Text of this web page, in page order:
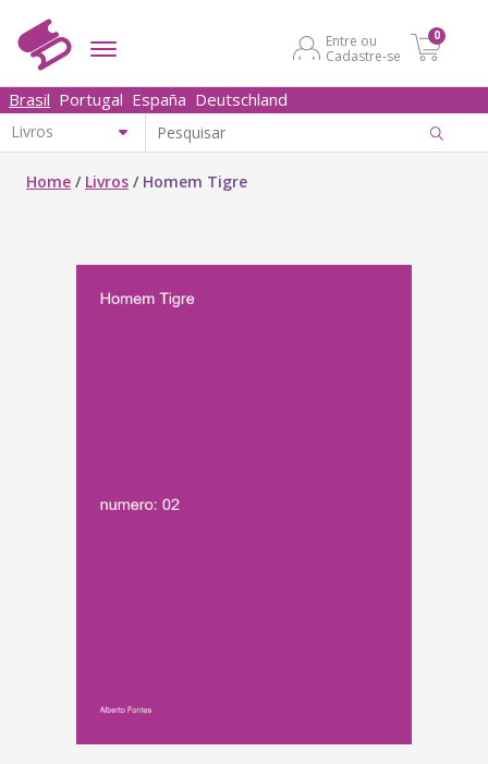
Entre ou
Cadastre-se
0
Brasil Portugal España Deutschland
Home / Livros / Homem Tigre